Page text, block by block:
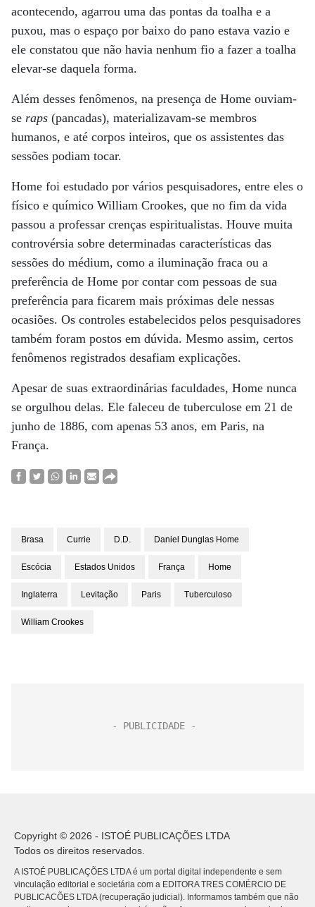
acontecendo, agarrou uma das pontas da toalha e a
puxou, mas o espaço por baixo do pano estava vazio e
ele constatou que não havia nenhum fio a fazer a toalha
elevar-se daquela forma.
Além desses fenômenos, na presença de Home ouviam-
se raps (pancadas), materializavam-se membros
humanos, e até corpos inteiros, que os assistentes das
sessões podiam tocar.
Home foi estudado por vários pesquisadores, entre eles o
físico e químico William Crookes, que no fim da vida
passou a professar crenças espiritualistas. Houve muita
controvérsia sobre determinadas características das
sessões do médium, como a iluminação fraca ou a
preferência de Home por contar com pessoas de sua
preferência para ficarem mais próximas dele nessas
ocasiões. Os controles estabelecidos pelos pesquisadores
também foram postos em dúvida. Mesmo assim, certos
fenômenos registrados desafiam explicações.
Apesar de suas extraordinárias faculdades, Home nunca
se orgulhou delas. Ele faleceu de tuberculose em 21 de
junho de 1886, com apenas 53 anos, em Paris, na
França.
Brasa Currie D.D. Daniel Dunglas Home
Escócia Estados Unidos França Home
Inglaterra Levitação Paris Tuberculoso
William Crookes
Copyright © 2026 - ISTOÉ PUBLICAÇÕES LTDA
Todos os direitos reservados.
A ISTOÉ PUBLICAÇÕES LTDA é um portal digital independente e sem
vinculação editorial e societária com a EDITORA TRES COMÉRCIO DE
PUBLICACÕES LTDA (recuperação judicial). Informamos também que não